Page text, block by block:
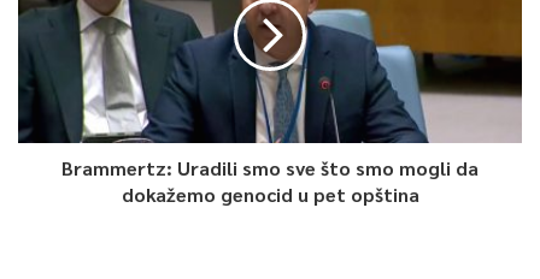
ekshumacijama”, smatra on.
Miodrag Stojanović, član advokatskog tima Ratka Mladića pred
Međunarodnim mehanizmom za krivične sudove (MMKS),
navodi da bi upravo “Tomašica” mogla biti jedan od ključnih
dokaza da se u drugostepenoj Mladićevoj presudi dokaže
genocid u Prijedoru.
“Ostavljam rezervu da se nešto može promijeniti u slučaju
Brammertz: Uradili smo sve što smo mogli da
dokažemo genocid u pet opština